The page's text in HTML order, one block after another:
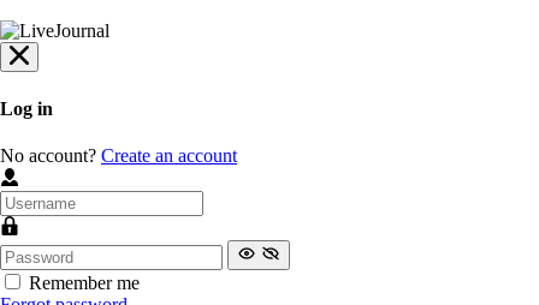
Log in
No account? Create an account
Remember me